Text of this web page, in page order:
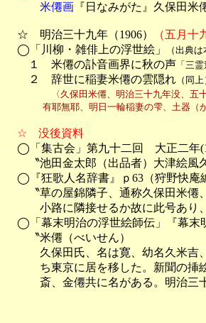
米僊画 『日なみがた』久保田
☆　明治三十九年（1906）
（五月十
◯「川柳・雑俳上の浮世絵」
（出典
１　米僊の訃音画界に秋の声 「三
２　辞世に稲妻米僊の雲隠れ （同上
〈久保田米僊、明治三十九年没、
有耶無耶、明日一輪稲妻の雫、土器（か
☆　没後資料
◯「集古会」第九十二回　大正二年
〝池田金太郎（出品者）大津絵風
◯『狂歌人名辞書』ｐ63（狩野快庵
〝草の屋錦隣子、通称久保田米僊、
小路に隣接せるか故に此号あり、
◯「幕末明治の浮世絵師伝」『幕末
〝米僊（べいせん）
久保田氏、名は寛、幼名久米吉、
ち東京に居を移した。新聞の挿絵